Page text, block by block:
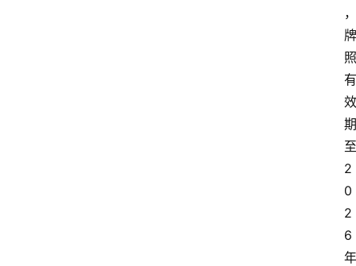
，
牌
照
有
效
期
至
2
0
2
6
年